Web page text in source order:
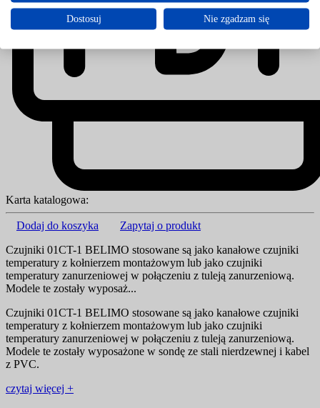
Karta katalogowa:
Dodaj do koszyka
Zapytaj o produkt
Czujniki 01CT-1 BELIMO stosowane są jako kanałowe czujniki
temperatury z kołnierzem montażowym lub jako czujniki
temperatury zanurzeniowej w połączeniu z tuleją zanurzeniową.
Modele te zostały wyposaż...
Czujniki 01CT-1 BELIMO stosowane są jako kanałowe czujniki
temperatury z kołnierzem montażowym lub jako czujniki
temperatury zanurzeniowej w połączeniu z tuleją zanurzeniową.
Modele te zostały wyposażone w sondę ze stali nierdzewnej i kabel
z PVC.
czytaj więcej +
Dostosuj Nie zgadzam się